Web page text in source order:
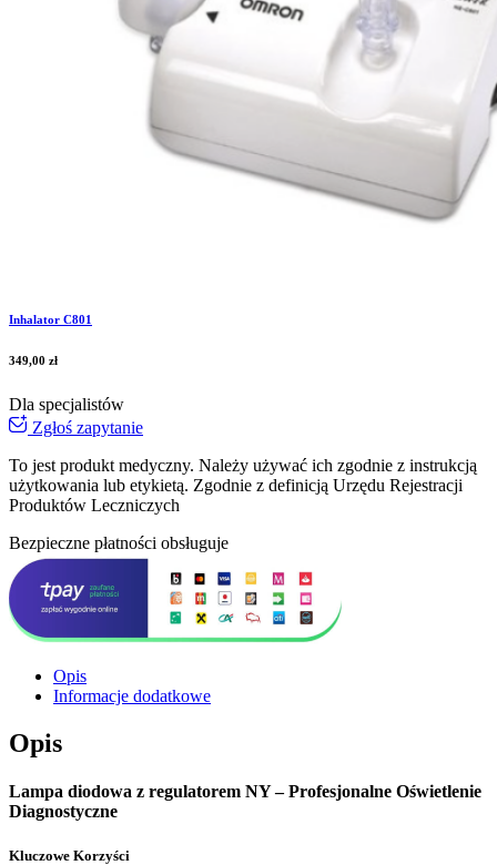
Inhalator C801
349,00 zł
Dla specjalistów
Zgłoś zapytanie
To jest produkt medyczny. Należy używać ich zgodnie z instrukcją
użytkowania lub etykietą. Zgodnie z definicją Urzędu Rejestracji
Produktów Leczniczych
Bezpieczne płatności obsługuje
Opis
Informacje dodatkowe
Opis
Lampa diodowa z regulatorem NY – Profesjonalne Oświetlenie
Diagnostyczne
Kluczowe Korzyści